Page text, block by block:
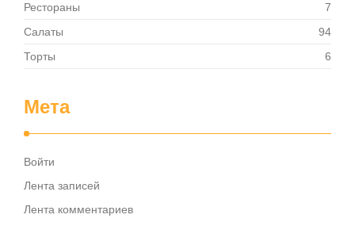
Рестораны
7
Салаты
94
Торты
6
Мета
Войти
Лента записей
Лента комментариев